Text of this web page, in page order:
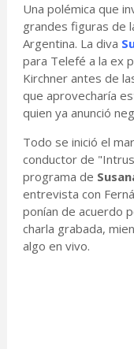
Una polémica que
grandes figuras de
Argentina. La diva
para Telefé a la ex
Kirchner antes de
que aprovecharía
quien ya anunció
Todo se inició el
conductor de
programa de
entrevista con
ponían de acuerdo
charla grabada,
algo en vivo.